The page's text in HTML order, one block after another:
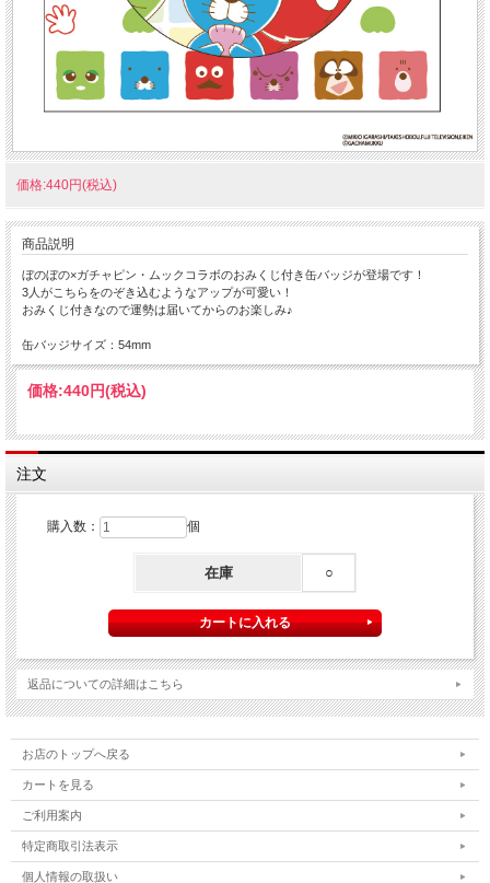
価格:440円(税込)
商品説明
ぼのぼの×ガチャピン・ムックコラボのおみくじ付き缶バッジが登場です！
3人がこちらをのぞき込むようなアップが可愛い！
おみくじ付きなので運勢は届いてからのお楽しみ♪
缶バッジサイズ：54mm
価格:440円(税込)
注文
購入数： 個
在庫 ○
返品についての詳細はこちら
お店のトップへ戻る
カートを見る
ご利用案内
特定商取引法表示
個人情報の取扱い